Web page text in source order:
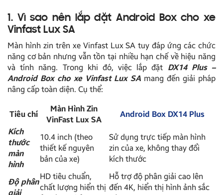
1. Vì sao nên lắp đặt Android Box cho xe
Vinfast Lux SA
Màn hình zin trên xe Vinfast Lux SA tuy đáp ứng các chức
năng cơ bản nhưng vẫn tồn tại nhiều hạn chế về hiệu năng
và tính năng. Trong khi đó, việc lắp đặt DX14 Plus –
Android Box cho xe Vinfast Lux SA mang đến giải pháp
nâng cấp toàn diện. Cụ thể:
Tiêu chí
Màn Hình Zin
VinFast Lux SA
Android Box DX14 Plus
Kích
thước
màn
hình
10.4 inch (theo
thiết kế nguyên
bản của xe)
Sử dụng trực tiếp màn hình
zin của xe, không thay đổi
kích thước
Độ phân
giải
HD tiêu chuẩn,
chất lượng hiển thị
Hỗ trợ độ phân giải cao lên
đến 4K, hiển thị hình ảnh sắc